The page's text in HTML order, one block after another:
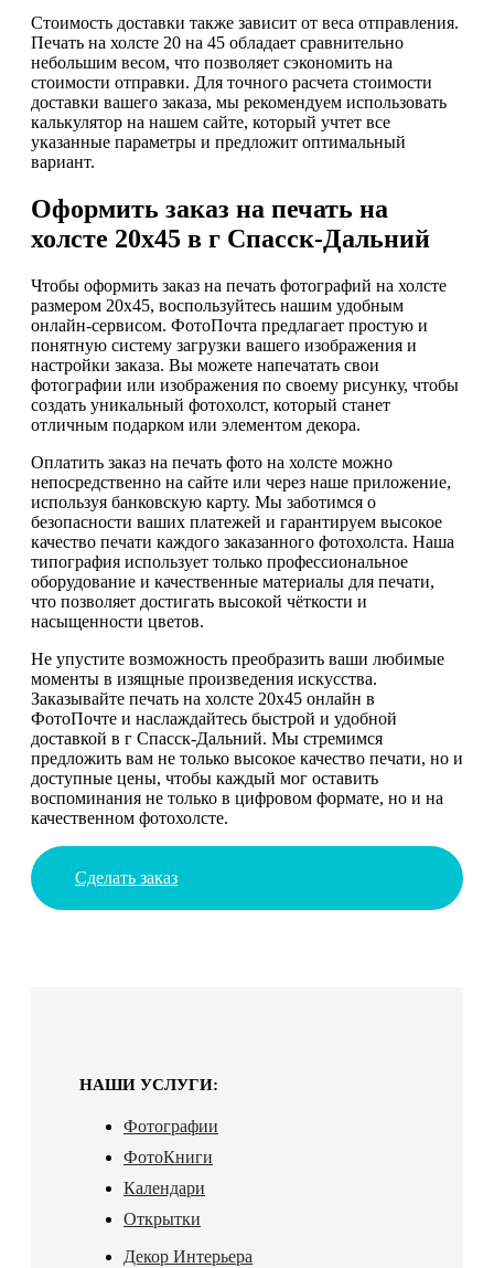
Стоимость доставки также зависит от веса отправления.
Печать на холсте 20 на 45 обладает сравнительно
небольшим весом, что позволяет сэкономить на
стоимости отправки. Для точного расчета стоимости
доставки вашего заказа, мы рекомендуем использовать
калькулятор на нашем сайте, который учтет все
указанные параметры и предложит оптимальный
вариант.
Оформить заказ на печать на
холсте 20х45 в г Спасск-Дальний
Чтобы оформить заказ на печать фотографий на холсте
размером 20х45, воспользуйтесь нашим удобным
онлайн-сервисом. ФотоПочта предлагает простую и
понятную систему загрузки вашего изображения и
настройки заказа. Вы можете напечатать свои
фотографии или изображения по своему рисунку, чтобы
создать уникальный фотохолст, который станет
отличным подарком или элементом декора.
Оплатить заказ на печать фото на холсте можно
непосредственно на сайте или через наше приложение,
используя банковскую карту. Мы заботимся о
безопасности ваших платежей и гарантируем высокое
качество печати каждого заказанного фотохолста. Наша
типография использует только профессиональное
оборудование и качественные материалы для печати,
что позволяет достигать высокой чёткости и
насыщенности цветов.
Не упустите возможность преобразить ваши любимые
моменты в изящные произведения искусства.
Заказывайте печать на холсте 20х45 онлайн в
ФотоПочте и наслаждайтесь быстрой и удобной
доставкой в г Спасск-Дальний. Мы стремимся
предложить вам не только высокое качество печати, но и
доступные цены, чтобы каждый мог оставить
воспоминания не только в цифровом формате, но и на
качественном фотохолсте.
Сделать заказ
НАШИ УСЛУГИ:
Фотографии
ФотоКниги
Календари
Открытки
Декор Интерьера